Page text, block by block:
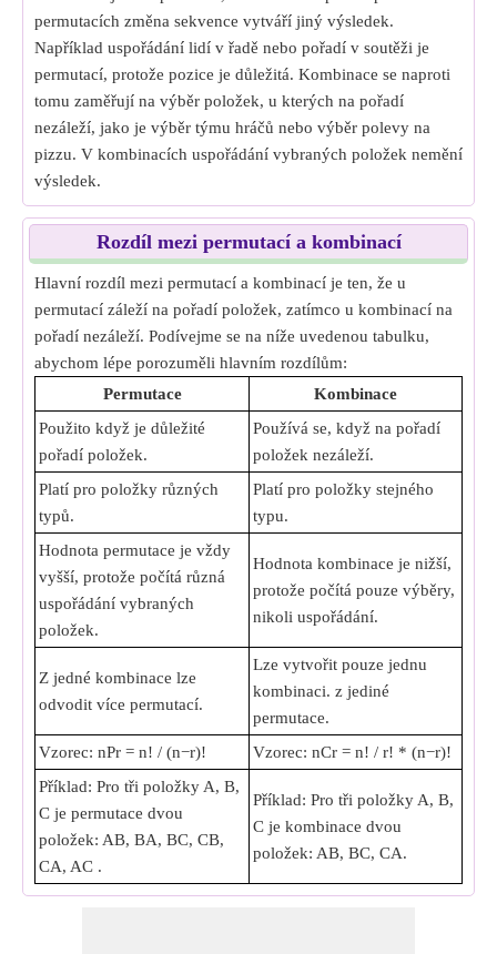
permutacích změna sekvence vytváří jiný výsledek.
Například uspořádání lidí v řadě nebo pořadí v soutěži je
permutací, protože pozice je důležitá. Kombinace se naproti
tomu zaměřují na výběr položek, u kterých na pořadí
nezáleží, jako je výběr týmu hráčů nebo výběr polevy na
pizzu. V kombinacích uspořádání vybraných položek nemění
výsledek.
Rozdíl mezi permutací a kombinací
Hlavní rozdíl mezi permutací a kombinací je ten, že u
permutací záleží na pořadí položek, zatímco u kombinací na
pořadí nezáleží. Podívejme se na níže uvedenou tabulku,
abychom lépe porozuměli hlavním rozdílům:
Permutace
Kombinace
Použito když je důležité
pořadí položek.
Používá se, když na pořadí
položek nezáleží.
Platí pro položky různých
typů.
Platí pro položky stejného
typu.
Hodnota permutace je vždy
vyšší, protože počítá různá
uspořádání vybraných
položek.
Hodnota kombinace je nižší,
protože počítá pouze výběry,
nikoli uspořádání.
Z jedné kombinace lze
odvodit více permutací.
Lze vytvořit pouze jednu
kombinaci. z jediné
permutace.
Vzorec: nPr = n! / (n−r)!
Vzorec: nCr = n! / r! * (n−r)!
Příklad: Pro tři položky A, B,
C je permutace dvou
položek: AB, BA, BC, CB,
CA, AC .
Příklad: Pro tři položky A, B,
C je kombinace dvou
položek: AB, BC, CA.